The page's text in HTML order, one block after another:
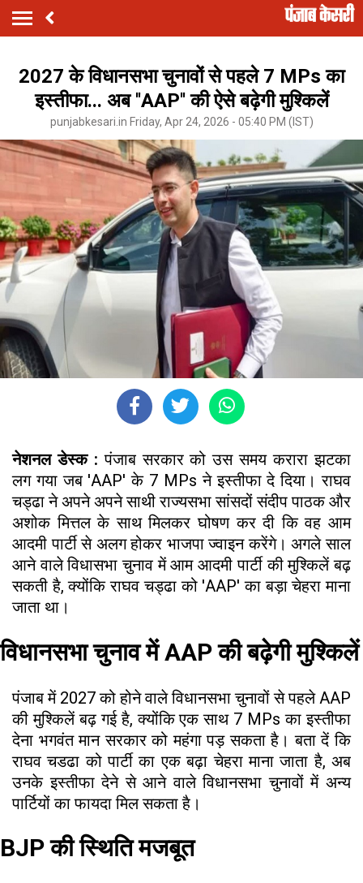
2027 के विधानसभा चुनावों से पहले 7 MPs का
इस्तीफा... अब ''AAP'' की ऐसे बढ़ेगी मुश्किलें
punjabkesari.in Friday, Apr 24, 2026 - 05:40 PM (IST)
नेशनल डेस्क :पंजाब सरकार को उस समय करारा झटका
लग गया जब 'AAP' के 7 MPs ने इस्तीफा दे दिया। राघव
चड्ढा ने अपने अपने साथी राज्यसभा सांसदों संदीप पाठक और
अशोक मित्तल के साथ मिलकर घोषण कर दी कि वह आम
आदमी पार्टी से अलग होकर भाजपा ज्वाइन करेंगे। अगले साल
आने वाले विधासभा चुनाव में आम आदमी पार्टी की मुश्किलें बढ़
सकती है, क्योंकि राघव चड्ढा को 'AAP' का बड़ा चेहरा माना
जाता था।
विधानसभा चुनाव में AAP की बढ़ेगी मुश्किलें
पंजाब में 2027 को होने वाले विधानसभा चुनावों से पहले AAP
की मुश्किलें बढ़ गई है, क्योंकि एक साथ 7 MPs का इस्तीफा
देना भगवंत मान सरकार को महंगा पड़ सकता है। बता दें कि
राघव चडढा को पार्टी का एक बढ़ा चेहरा माना जाता है, अब
उनके इस्तीफा देने से आने वाले विधानसभा चुनावों में अन्य
पार्टियों का फायदा मिल सकता है।
BJP की स्थिति मजबूत